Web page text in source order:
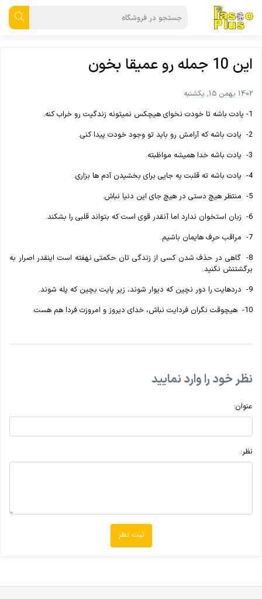
این 10 جمله رو عمیقا بخون
1402 بهمن 15, یکشنبه
1- یادت باشه تا خودت نخوای هیچکس نمیتونه زندگیت رو خراب کنه.
2- یادت باشه که آرامش رو باید تو وجود خودت پیدا کنی.
3- یادت باشه خدا همیشه مواظبته.
4- یادت باشه ته قلبت یه جایی برای بخشیدن آدم ها بزاری.
5- منتظر هیچ دستی در هیچ جای این دنیا نباش.
6- زبان استخوان ندارد اما آنقدر قوی است که بتواند قلبی را بشکند.
7- مراقب حرف هایمان باشیم.
8- گاهی در حذف شدن کسی از زندگی تان حکمتی نهفته است اینقدر اصرار به
برگشتنش نکنید.
9- دردهایت را دور نچین که دیوار شوند، زیر پایت بچین که پله شوند.
10- هیچوقت نگران فردایت نباش، خدای دیروز و امروزت فردا هم هست.
نظر خود را وارد نمایید
عنوان:
نظر:
ثبت نظر